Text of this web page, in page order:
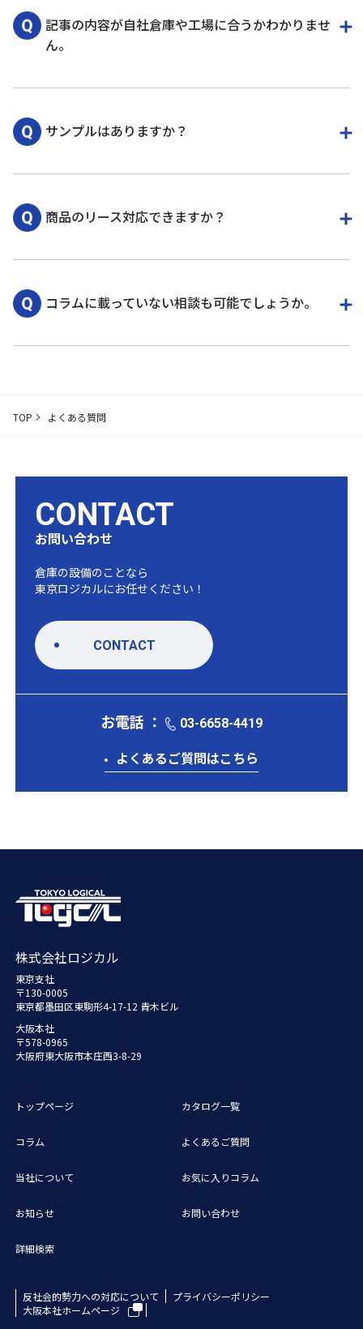
記事の内容が自社倉庫や工場に合うかわかりませ
ん。
倉庫や工場は会社によって千差万別なので、必ずし
ん。
るため、お客様の倉庫・工場に合わせて柔軟に仕様
サンプルはありますか？
商品によってはございます。お気軽にお問い合わせ
商品のリース対応できますか？
多くの商品が可能です。お気軽にお問い合わせくだ
コラムに載っていない相談も可能でしょうか。
相談可能です。幅広く経験やノウハウを持っており
TOP よくある質問
CONTACT
お問い合わせ
倉庫の設備のことなら
東京ロジカルにお任せください！
CONTACT
お電話 ： 03-6658-4419
よくあるご質問はこちら
株式会社ロジカル
東京支社
〒130-0005
東京都墨田区東駒形4-17-12 青木ビル
大阪本社
〒578-0965
大阪府東大阪市本庄西3-8-29
トップページ
コラム
当社について
お知らせ
詳細検索
カタログ一覧
よくあるご質問
お気に入りコラム
お問い合わせ
反社会的勢力への対応について
プライバシーポリシー
大阪本社ホームページ